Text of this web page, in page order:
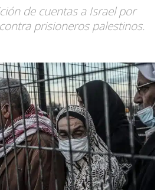
de cuentas a Israel por
prisioneros palestinos.